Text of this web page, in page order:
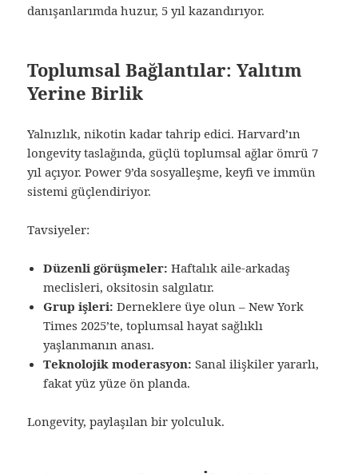
danışanlarımda huzur, 5 yıl kazandırıyor.
Toplumsal Bağlantılar: Yalıtım
Yerine Birlik
Yalnızlık, nikotin kadar tahrip edici. Harvard’ın
longevity taslağında, güçlü toplumsal ağlar ömrü 7
yıl açıyor. Power 9’da sosyalleşme, keyfi ve immün
sistemi güçlendiriyor.
Tavsiyeler:
Düzenli görüşmeler: Haftalık aile-arkadaş
meclisleri, oksitosin salgılatır.
Grup işleri: Derneklere üye olun – New York
Times 2025’te, toplumsal hayat sağlıklı
yaşlanmanın anası.
Teknolojik moderasyon: Sanal ilişkiler yararlı,
fakat yüz yüze ön planda.
Longevity, paylaşılan bir yolculuk.